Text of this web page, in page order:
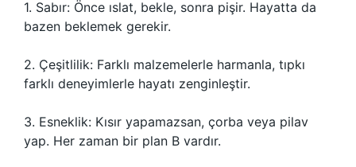
1. Sabır: Önce ıslat, bekle, sonra pişir. Hayatta da
bazen beklemek gerekir.
2. Çeşitlilik: Farklı malzemelerle harmanla, tıpkı
farklı deneyimlerle hayatı zenginleştir.
3. Esneklik: Kısır yapamazsan, çorba veya pilav
yap. Her zaman bir plan B vardır.